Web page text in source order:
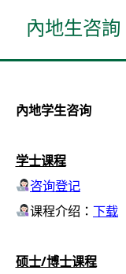
內地生咨詢
內地学生咨询
学士课程
咨询登记
课程介绍： 下载
硕士/博士课程